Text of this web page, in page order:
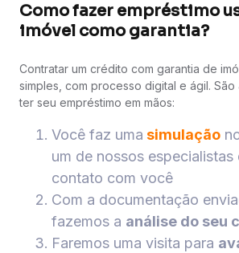
Como fazer empréstimo
imóvel como garantia?
Contratar um crédito com garantia de
simples, com processo digital e ágil.
ter seu empréstimo em mãos:
Você faz uma simulação
um de nossos especialistas
contato com você
Com a documentação
fazemos a análise do seu
Faremos uma visita para